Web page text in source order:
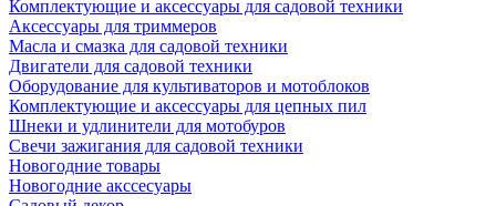
Комплектующие и аксессуары для садовой техники
Аксессуары для триммеров
Масла и смазка для садовой техники
Двигатели для садовой техники
Оборудование для культиваторов и мотоблоков
Комплектующие и аксессуары для цепных пил
Шнеки и удлинители для мотобуров
Свечи зажигания для садовой техники
Новогодние товары
Новогодние акссесуары